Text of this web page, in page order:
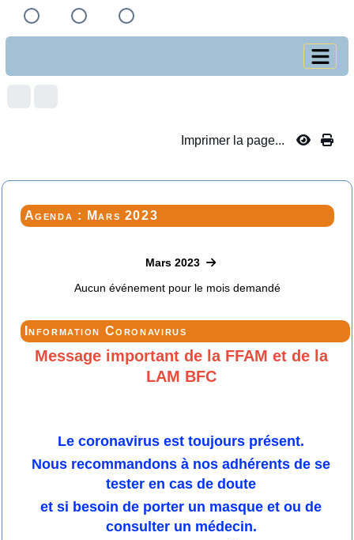
Imprimer la page...
Agenda : Mars 2023
Mars 2023
Aucun événement pour le mois demandé
Information Coronavirus
Message important de la FFAM et de la
LAM BFC
Le coronavirus est toujours présent.
Nous recommandons à nos adhérents de se
tester en cas de doute
et si besoin de porter un masque et ou de
consulter un médecin.